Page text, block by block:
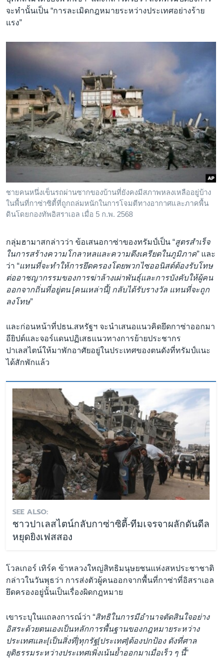
จะทำนั้นเป็น “การละเมิดกฎหมายระหว่างประเทศอย่างร้าย
แรง”
ชายคนหนึ่งเข็นรถผ่านซากของบ้านที่ยังคงมีสภาพหลงเหลืออยู่บ้าง
ในพื้นที่กาซ่าซิตี้ที่ถูกถล่มหนักในการโจมตีทางอากาศและภาคพื้น
ดินโดยกองทัพอิสราเอล เมื่อ 5 ก.พ. 2568
กลุ่มฮามาสกล่าวว่า ข้อเสนอกาซ่าของทรัมป์เป็น “สูตรสำเร็จ
ในการสร้างความโกลาหลและความตึงเครียดในภูมิภาค” และ
ว่า “แทนที่จะทำให้การยึดครองโดยพวกไซออนิสต์ต้องรับโทษ
ต่ออาชญากรรมของการฆ่าล้างเผ่าพันธุ์และการบังคับให้ผู้คน
ออกจากถิ่นที่อยู่ตน [คนเหล่านี้] กลับได้รับรางวัล แทนที่จะถูก
ลงโทษ”
และก่อนหน้าที่ปธน.สหรัฐฯ จะนำเสนอแนวคิดยึดกาซ่าออกมา
อียิปต์และจอร์แดนปฏิเสธแนวทางการย้ายประชากร
ปาเลสไตน์ให้มาพักอาศัยอยู่ในประเทศของตนดังที่ทรัมป์แนะ
ได้สักพักแล้ว
SEE ALSO:
ชาวปาเลสไตน์กลับกาซ่าซิตี้-ทีมเจรจาผลักดันดีล
หยุดยิงเฟสสอง
โวลเกอร์ เทิร์ค ข้าหลวงใหญ่สิทธิมนุษยชนแห่งสหประชาชาติ
กล่าวในวันพุธว่า การส่งตัวผู้คนออกจากพื้นที่กาซ่าที่อิสราเอล
ยึดครองอยู่นั้นเป็นเรื่องผิดกฎหมาย
เขาระบุในแถลงการณ์ว่า “สิทธิในการมีอำนาจตัดสินใจอย่าง
อิสระด้วยตนเองเป็นหลักการพื้นฐานของกฎหมายระหว่าง
ประเทศและ[เป็นสิ่งที่]ทุกรัฐ[ประเทศ]ต้องปกป้อง ดังที่ศาล
ยุติธรรมระหว่างประเทศเพิ่งเน้นย้ำออกมาเมื่อเร็ว ๆ นี้”